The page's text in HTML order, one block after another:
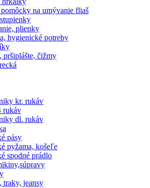
na umývanie fliaš
plienky
hygienické potreby
pršiplášte, čižmy
kr. rukáv
rukáv
dl. rukáv
pásy
pyžama, košeľe
spodné prádlo
traky, jeansy